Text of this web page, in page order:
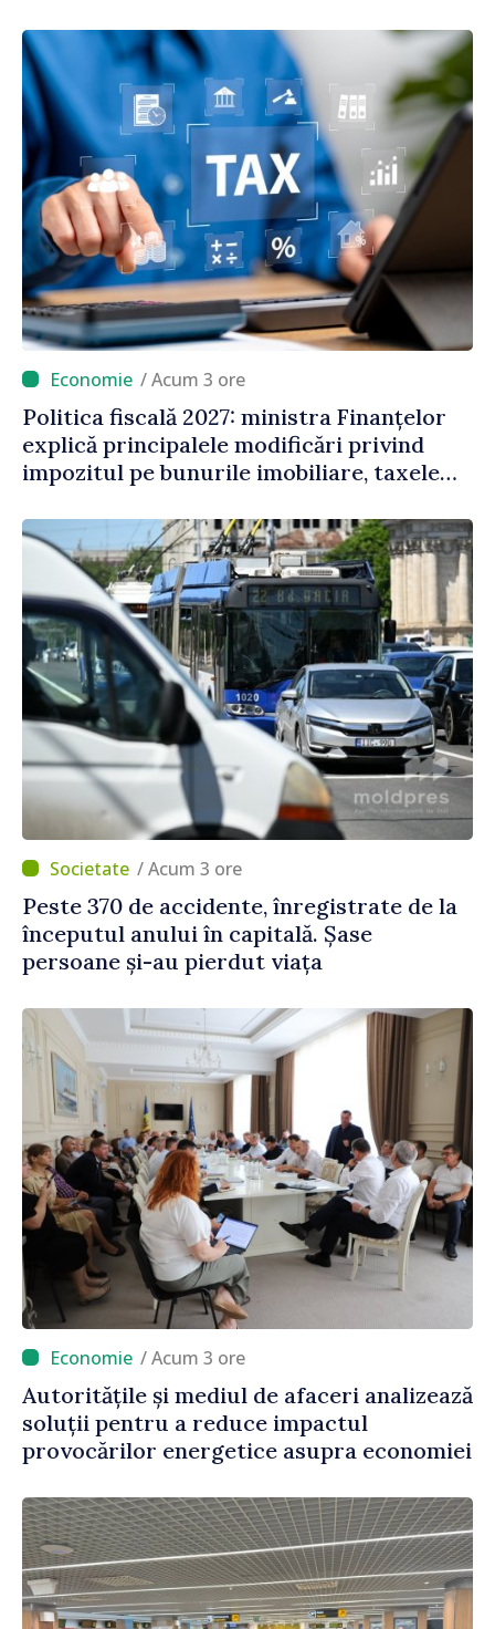
/ Acum 3 ore
Politica fiscală 2027: ministra Finanțelor
explică principalele modificări privind
impozitul pe bunurile imobiliare, taxele
/ Acum 3 ore
Peste 370 de accidente, înregistrate de la
începutul anului în capitală. Șase
persoane și-au pierdut viața
/ Acum 3 ore
Autoritățile și mediul de afaceri analizează
soluții pentru a reduce impactul
provocărilor energetice asupra economiei